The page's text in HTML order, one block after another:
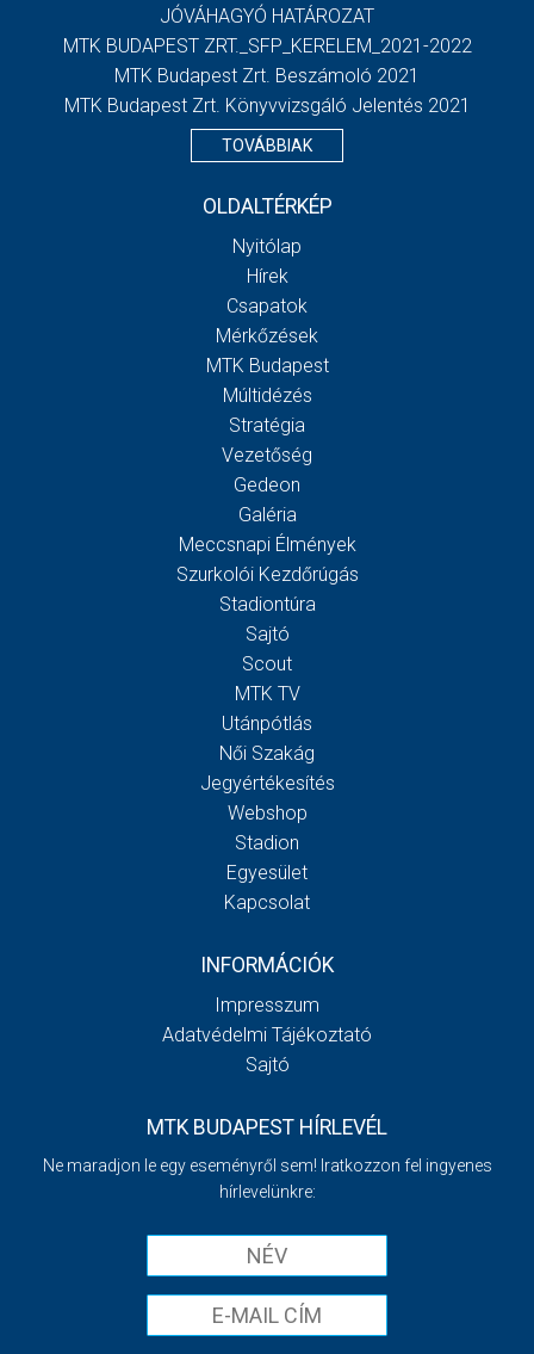
JÓVÁHAGYÓ HATÁROZAT
MTK BUDAPEST ZRT._SFP_KERELEM_2021-2022
MTK Budapest Zrt. Beszámoló 2021
MTK Budapest Zrt. Könyvvizsgáló Jelentés 2021
TOVÁBBIAK
OLDALTÉRKÉP
Nyitólap
Hírek
Csapatok
Mérkőzések
MTK Budapest
Múltidézés
Stratégia
Vezetőség
Gedeon
Galéria
Meccsnapi Élmények
Szurkolói Kezdőrúgás
Stadiontúra
Sajtó
Scout
MTK TV
Utánpótlás
Női Szakág
Jegyértékesítés
Webshop
Stadion
Egyesület
Kapcsolat
INFORMÁCIÓK
Impresszum
Adatvédelmi Tájékoztató
Sajtó
MTK BUDAPEST HÍRLEVÉL
Ne maradjon le egy eseményről sem! Iratkozzon fel ingyenes
hírlevelünkre: